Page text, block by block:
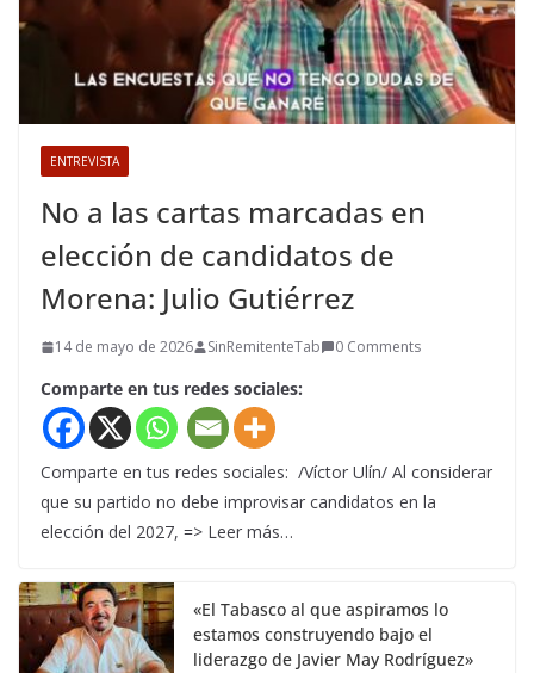
ENTREVISTA
No a las cartas marcadas en
elección de candidatos de
Morena: Julio Gutiérrez
14 de mayo de 2026 SinRemitenteTab 0 Comments
Comparte en tus redes sociales:
Comparte en tus redes sociales: /Víctor Ulín/ Al considerar
que su partido no debe improvisar candidatos en la
elección del 2027, => Leer más…
«El Tabasco al que aspiramos lo
estamos construyendo bajo el
liderazgo de Javier May Rodríguez»